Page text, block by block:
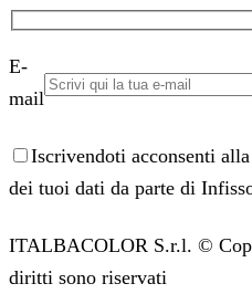
E-
mail
Iscrivendoti acconsenti
dei tuoi dati da parte di
ITALBACOLOR S.r.l. ©
diritti sono riservati